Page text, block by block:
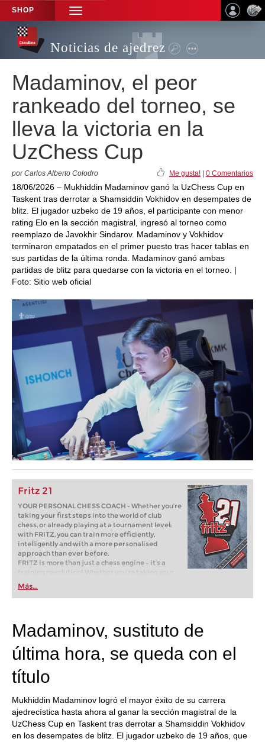
SHOP
TOGGLE
NAVIGATION
Noticias de ajedrez
Madaminov, el peor
rankeado del torneo, se
lleva la victoria en la
UzChess Cup
por Carlos Alberto Colodro Me gusta! 0 Comentarios
18/06/2026 – Mukhiddin Madaminov ganó la UzChess Cup en
Taskent tras derrotar a Shamsiddin Vokhidov en desempates de
blitz. El jugador uzbeko de 19 años, el participante con menor
rating Elo en la sección magistral, ingresó al torneo como
reemplazo de Javokhir Sindarov. Madaminov y Vokhidov
terminaron empatados en el primer puesto tras hacer tablas en
sus partidas de la última ronda. Madaminov ganó ambas
partidas de blitz para quedarse con la victoria en el torneo. |
Foto: Sitio web oficial
Fritz 21
YOUR PERSONAL CHESS COACH - Whether you’re
taking your first steps into the world of club
chess, or already playing at a tournament level:
with FRITZ, you can train more efficiently,
intelligently and with a more personalised
approach than ever before.
FRITZ is more than just a chess engine – it’s a
training revolution! Whether you’re taking your
first steps into the world of club chess, or already
playing at a tournament level: with FRITZ, you can
train more efficiently, intelligently and with a
Más...
Madaminov, sustituto de
última hora, se queda con el
título
Mukhiddin Madaminov logró el mayor éxito de su carrera
ajedrecística hasta ahora al ganar la sección magistral de la
UzChess Cup en Taskent tras derrotar a Shamsiddin Vokhidov
en los desempates de blitz. El jugador uzbeko de 19 años, que